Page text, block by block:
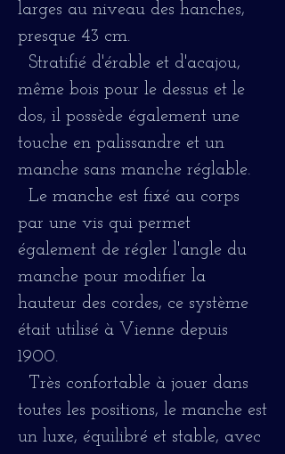
larges au niveau des hanches,
presque 43 cm.
Stratifié d'érable et d'acajou,
même bois pour le dessus et le
dos, il possède également une
touche en palissandre et un
manche sans manche réglable.
Le manche est fixé au corps
par une vis qui permet
également de régler l'angle du
manche pour modifier la
hauteur des cordes, ce système
était utilisé à Vienne depuis
1900.
Très confortable à jouer dans
toutes les positions, le manche est
un luxe, équilibré et stable, avec